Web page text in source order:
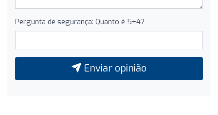
Pergunta de segurança: Quanto é 5+4?
Enviar opinião